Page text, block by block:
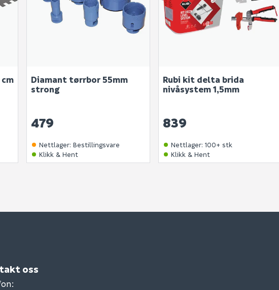
Ingen spørsmål enda. Bli den første
Diamant tørrbor 55mm
strong
479
Nettlager:Bestillingsvare
Klikk & Hent
Rubi kit delta brida
nivåsystem 1,5mm
839
Nettlager: 100+ stk
Klikk & Hent
oss
: